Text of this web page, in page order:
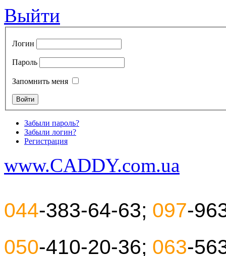
Выйти
Логин
Пароль
Запомнить меня
Забыли пароль?
Забыли логин?
Регистрация
www.CADDY.com.ua
044-383-64-63; 097-
050-410-20-36; 063-